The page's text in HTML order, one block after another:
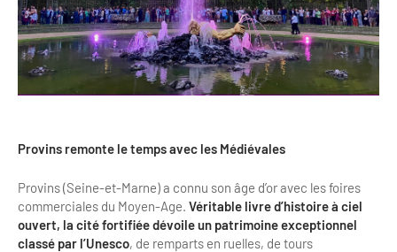
Etudes thématiques
Dispositifs d'enquêtes
Chiffres clés de la destination
Repères annuel
Formations
Mode d'emploi formations
Formations inter-filières
Matinales
Webinaires
Offre de la destination
Activités
Musée - Monuments - Châteaux
Cabarets et casino
Expériences et visites
Provins remonte le temps avec les Médiévales
Provins (Seine-et-Marne) a connu son âge d’or avec les foires
commerciales du Moyen-Age. Véritable livre d’histoire à ciel
ouvert, la cité fortifiée dévoile un patrimoine exceptionnel
classé par l’Unesco, de remparts en ruelles, de tours